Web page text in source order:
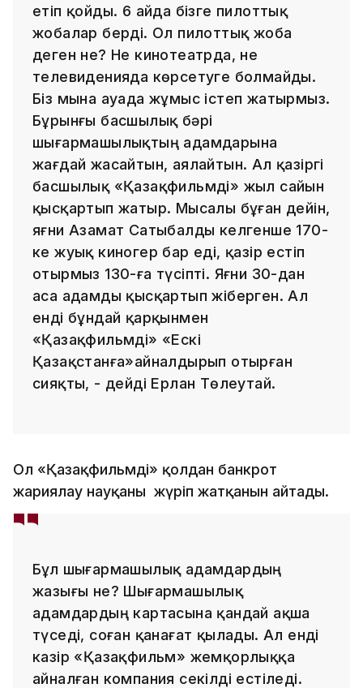
етіп қойды. 6 айда бізге пилоттық
жобалар берді. Ол пилоттық жоба
деген не? Не кинотеатрда, не
телевиденияда көрсетуге болмайды.
Біз мына ауада жұмыс істеп жатырмыз.
Бұрынғы басшылық бәрі
шығармашылықтың адамдарына
жағдай жасайтын, аялайтын. Ал қазіргі
басшылық «Қазақфильмді» жыл сайын
қысқартып жатыр. Мысалы бұған дейін,
яғни Азамат Сатыбалды келгенше 170-
ке жуық киногер бар еді, қазір естіп
отырмыз 130-ға түсіпті. Яғни 30-дан
аса адамды қысқартып жіберген. Ал
енді бұндай қарқынмен
«Қазақфильмді» «Ескі
Қазақстанға»айналдырып отырған
сияқты, - дейді Ерлан Төлеутай.
Ол «Қазақфильмді» қолдан банкрот
жариялау науқаны жүріп жатқанын айтады.
Бұл шығармашылық адамдардың
жазығы не? Шығармашылық
адамдардың картасына қандай ақша
түседі, соған қанағат қылады. Ал енді
казір «Қазақфильм» жемқорлыққа
айналған компания секілді естіледі.